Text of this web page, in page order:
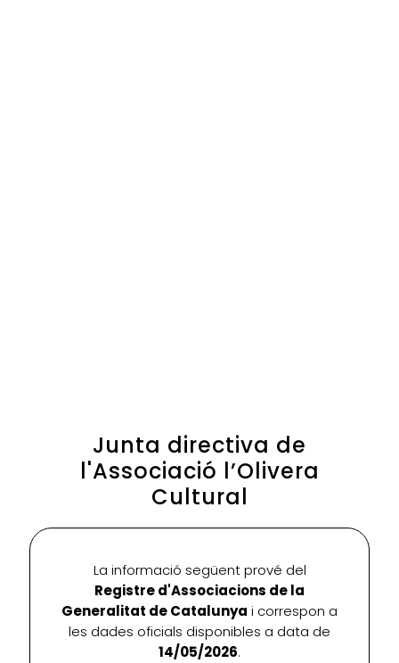
Junta directiva de
l'Associació l’Olivera
Cultural
La informació següent prové del
Registre d'Associacions de la
Generalitat de Catalunya i correspon a
les dades oficials disponibles a data de
14/05/2026.